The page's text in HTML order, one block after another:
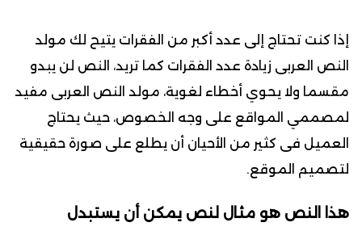
إذا كنت تحتاج إلى عدد أكبر من الفقرات يتيح لك مولد
النص العربى زيادة عدد الفقرات كما تريد، النص لن يبدو
مقسما ولا يحوي أخطاء لغوية، مولد النص العربى مفيد
لمصممي المواقع على وجه الخصوص، حيث يحتاج
العميل فى كثير من الأحيان أن يطلع على صورة حقيقية
لتصميم الموقع.
هذا النص هو مثال لنص يمكن أن يستبدل